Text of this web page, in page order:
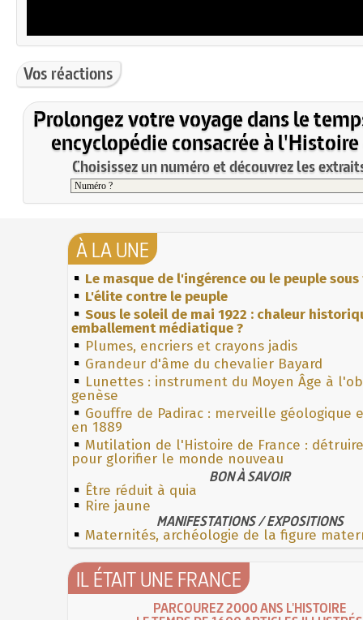
Vos réactions
Prolongez votre voyage dans le
encyclopédie consacrée à l'Histoire
Choisissez un numéro et découvrez les
À LA UNE
Le masque de l'ingérence ou le peuple
L'élite contre le peuple
Sous le soleil de mai 1922 : chaleur
emballement médiatique ?
Plumes, encriers et crayons jadis
Grandeur d'âme du chevalier Bayard
Lunettes : instrument du Moyen Âge à
genèse
Gouffre de Padirac : merveille géologique
en 1889
Mutilation de l'Histoire de France :
pour glorifier le monde nouveau
BON À SAVOIR
Être réduit à quia
Rire jaune
MANIFESTATIONS / EXPOSITIONS
Maternités, archéologie de la figure
IL ÉTAIT UNE FRANCE
PARCOUREZ 2000 ANS L'HISTOIRE